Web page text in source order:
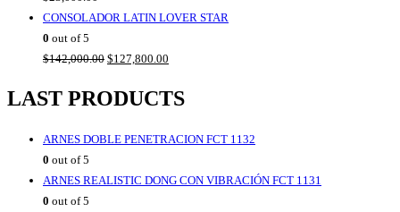
CONSOLADOR LATIN LOVER STAR
0 out of 5
$142,000.00 Original
was:
$127,800.00
is:
LAST PRODUCTS
ARNES DOBLE PENETRACION FCT 1132
0 out of 5
ARNES REALISTIC DONG CON VIBRACIÓN FCT 1131
0 out of 5